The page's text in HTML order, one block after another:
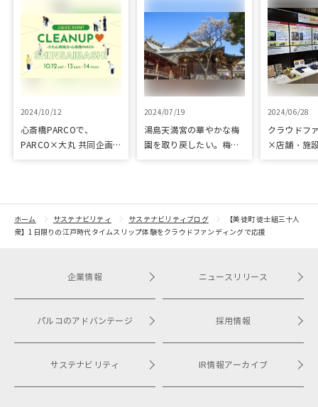
2024/10/12
心斎橋PARCOで、
PARCO×大丸 共同企画
開催！
2024/07/19
湯島天満宮の華やかな梅
園を取り戻したい。梅園
2024/06/28
クラウドフ
×店舗・施
トをピック
紹介
ホーム サステナビリティ サステナビリティブログ
【美徒町 徒士組三十人
衆】1日限りの江戸時代タイムスリップ体験をクラウドファンディングで応援
企業情報
パルコのアドバンテージ
サステナビリティ
ニュースリリース
採用情報
IR情報アーカイブ